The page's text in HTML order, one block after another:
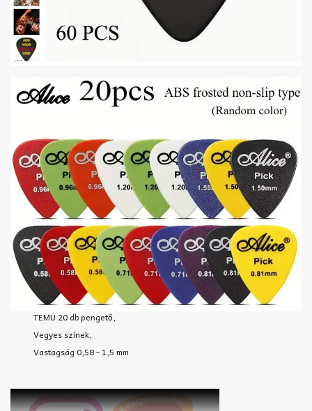
TEMU 20 db pengető,
Vegyes színek,
Vastagság 0,58 - 1,5 mm